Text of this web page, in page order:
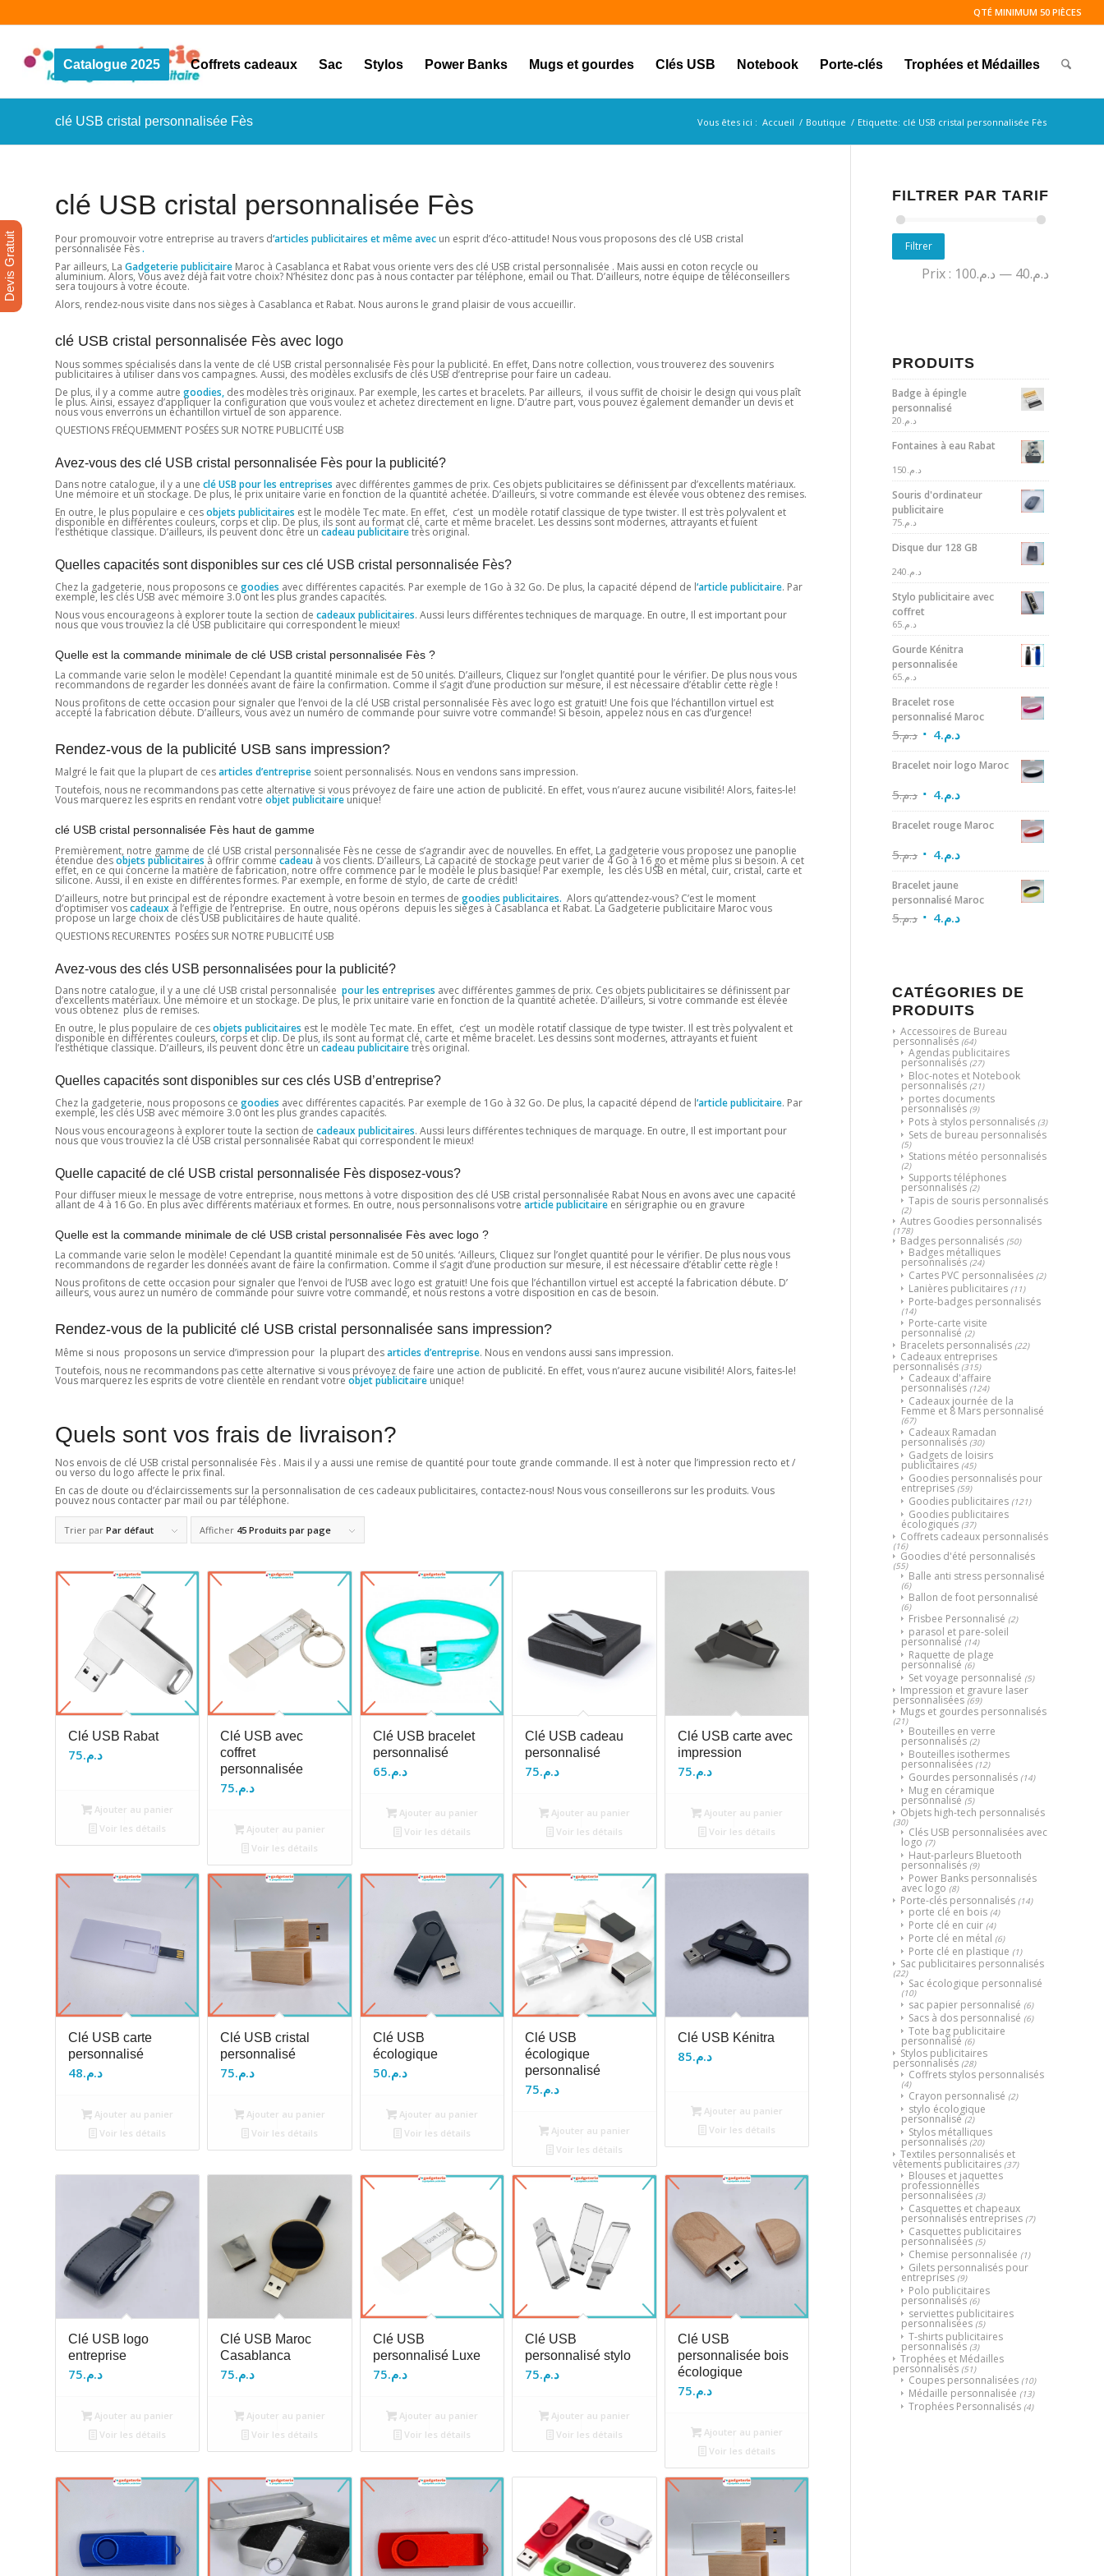
QTÉ MINIMUM 50 PIÈCES
Catalogue 2025 Coffrets cadeaux Sac Stylos Power Banks Mugs et gourdes Clés USB Notebook Porte-clés Trophées et Médailles
clé USB cristal personnalisée Fès Vous êtes ici : Accueil / Boutique / Etiquette: clé USB cristal personnalisée Fès
clé USB cristal personnalisée Fès
Pour promouvoir votre entreprise au travers d‘articles publicitaires et même avec un esprit d’éco-attitude! Nous vous proposons des clé USB cristal
personnalisée Fès.
Par ailleurs, La Gadgeterie publicitaire Maroc à Casablanca et Rabat vous oriente vers des clé USB cristal personnalisée . Mais aussi en coton recycle ou
aluminium. Alors, Vous avez déjà fait votre choix? N’hésitez donc pas à nous contacter par téléphone, email ou That. D’ailleurs, notre équipe de téléconseillers
sera toujours à votre écoute.
Alors, rendez-nous visite dans nos sièges à Casablanca et Rabat. Nous aurons le grand plaisir de vous accueillir.
clé USB cristal personnalisée Fès avec logo
Nous sommes spécialisés dans la vente de clé USB cristal personnalisée Fès pour la publicité. En effet, Dans notre collection, vous trouverez des souvenirs
publicitaires à utiliser dans vos campagnes. Aussi, des modèles exclusifs de clés USB d’entreprise pour faire un cadeau.
De plus, il y a comme autre goodies, des modèles très originaux. Par exemple, les cartes et bracelets. Par ailleurs, il vous suffit de choisir le design qui vous plaît
le plus. Ainsi, essayez d’appliquer la configuration que vous voulez et achetez directement en ligne. D’autre part, vous pouvez également demander un devis et
nous vous enverrons un échantillon virtuel de son apparence.
QUESTIONS FRÉQUEMMENT POSÉES SUR NOTRE PUBLICITÉ USB
Avez-vous des clé USB cristal personnalisée Fès pour la publicité?
Dans notre catalogue, il y a une clé USB pour les entreprises avec différentes gammes de prix. Ces objets publicitaires se définissent par d’excellents matériaux.
Une mémoire et un stockage. De plus, le prix unitaire varie en fonction de la quantité achetée. D’ailleurs, si votre commande est élevée vous obtenez des remises.
En outre, le plus populaire e cesobjets publicitaires est le modèle Tec mate. En effet, c’est un modèle rotatif classique de type twister. Il est très polyvalent et
disponible en différentes couleurs, corps et clip. De plus, ils sont au format clé, carte et même bracelet. Les dessins sont modernes, attrayants et fuient
l’esthétique classique. D’ailleurs, ils peuvent donc être uncadeau publicitairetrès original.
Quelles capacités sont disponibles sur ces clé USB cristal personnalisée Fès?
Chez la gadgeterie, nous proposons ce goodies avec différentes capacités. Par exemple de 1Go à 32 ​​Go. De plus, la capacité dépend de l‘article publicitaire. Par
exemple, les clés USB avec mémoire 3.0 ont les plus grandes capacités.
Nous vous encourageons à explorer toute la section de cadeaux publicitaires. Aussi leurs différentes techniques de marquage. En outre, Il est important pour
nous que vous trouviez la clé USB publicitaire qui correspondent le mieux!
Quelle est la commande minimale de clé USB cristal personnalisée Fès ?
La commande varie selon le modèle! Cependant la quantité minimale est de 50 unités. D’ailleurs, Cliquez sur l’onglet quantité pour le vérifier. De plus nous vous
recommandons de regarder les données avant de faire la confirmation. Comme il s’agit d’une production sur mesure, il est nécessaire d’établir cette règle !
Nous profitons de cette occasion pour signaler que l’envoi de la clé USB cristal personnalisée Fès avec logo est gratuit! Une fois que l’échantillon virtuel est
accepté la fabrication débute. D’ailleurs, vous avez un numéro de commande pour suivre votre commande! Si besoin, appelez nous en cas d’urgence!
Rendez-vous de la publicité USB sans impression?
Malgré le fait que la plupart de cesarticles d’entreprise soient personnalisés. Nous en vendons sans impression.
Toutefois, nous ne recommandons pas cette alternative si vous prévoyez de faire une action de publicité. En effet, vous n’aurez aucune visibilité! Alors, faites-le!
Vous marquerez les esprits en rendant votre objet publicitaire unique!
clé USB cristal personnalisée Fès haut de gamme
Premièrement, notre gamme de clé USB cristal personnalisée Fès ne cesse de s’agrandir avec de nouvelles. En effet, La gadgeterie vous proposez une panoplie
étendue desobjets publicitaires à offrir comme cadeau à vos clients. D’ailleurs, La capacité de stockage peut varier de 4 Go à 16 go et même plus si besoin. A cet
effet, en ce qui concerne la matière de fabrication, notre offre commence par le modèle le plus basique! Par exemple, les clés USB en métal, cuir, cristal, carte et
silicone. Aussi, il en existe en différentes formes. Par exemple, en forme de stylo, de carte de crédit!
D’ailleurs, notre but principal est de répondre exactement à votre besoin en termes de goodies publicitaires. Alors qu’attendez-vous? C’est le moment
d’optimiser voscadeaux à l’effigie de l’entreprise. En outre, nous opérons depuis les sièges à Casablanca et Rabat. La Gadgeterie publicitaire Maroc vous
propose un large choix de clés USB publicitaires de haute qualité.
QUESTIONS RECURENTES POSÉES SUR NOTRE PUBLICITÉ USB
Avez-vous des clés USB personnalisées pour la publicité?
Dans notre catalogue, il y a une clé USB cristal personnalisée pour les entreprises avec différentes gammes de prix. Ces objets publicitaires se définissent par
d’excellents matériaux. Une mémoire et un stockage. De plus, le prix unitaire varie en fonction de la quantité achetée. D’ailleurs, si votre commande est élevée
vous obtenez plus de remises.
En outre, le plus populaire de cesobjets publicitaires est le modèle Tec mate. En effet, c’est un modèle rotatif classique de type twister. Il est très polyvalent et
disponible en différentes couleurs, corps et clip. De plus, ils sont au format clé, carte et même bracelet. Les dessins sont modernes, attrayants et fuient
l’esthétique classique. D’ailleurs, ils peuvent donc être uncadeau publicitairetrès original.
Quelles capacités sont disponibles sur ces clés USB d’entreprise?
Chez la gadgeterie, nous proposons ce goodies avec différentes capacités. Par exemple de 1Go à 32 ​​Go. De plus, la capacité dépend de l‘article publicitaire. Par
exemple, les clés USB avec mémoire 3.0 ont les plus grandes capacités.
Nous vous encourageons à explorer toute la section de cadeaux publicitaires. Aussi leurs différentes techniques de marquage. En outre, Il est important pour
nous que vous trouviez la clé USB cristal personnalisée Rabat qui correspondent le mieux!
Quelle capacité de clé USB cristal personnalisée Fès disposez-vous?
Pour diffuser mieux le message de votre entreprise, nous mettons à votre disposition des clé USB cristal personnalisée Rabat Nous en avons avec une capacité
allant de 4 à 16 Go. En plus avec différents matériaux et formes. En outre, nous personnalisons votre article publicitaire en sérigraphie ou en gravure
Quelle est la commande minimale de clé USB cristal personnalisée Fès avec logo ?
La commande varie selon le modèle! Cependant la quantité minimale est de 50 unités. ‘Ailleurs, Cliquez sur l’onglet quantité pour le vérifier. De plus nous vous
recommandons de regarder les données avant de faire la confirmation. Comme il s’agit d’une production sur mesure, il est nécessaire d’établir cette règle !
Nous profitons de cette occasion pour signaler que l’envoi de l’USB avec logo est gratuit! Une fois que l’échantillon virtuel est accepté la fabrication débute. D’
ailleurs, vous aurez un numéro de commande pour suivre votre commande, et nous restons a votre disposition en cas de besoin.
Rendez-vous de la publicité clé USB cristal personnalisée sans impression?
Même si nous proposons un service d’impression pour la plupart desarticles d’entreprise. Nous en vendons aussi sans impression.
Toutefois, nous ne recommandons pas cette alternative si vous prévoyez de faire une action de publicité. En effet, vous n’aurez aucune visibilité! Alors, faites-le!
Vous marquerez les esprits de votre clientèle en rendant votre objet publicitaire unique!
Quels sont vos frais de livraison?
Nos envois de clé USB cristal personnalisée Fès . Mais il y a aussi une remise de quantité pour toute grande commande. Il est à noter que l’impression recto et /
ou verso du logo affecte le prix final.
En cas de doute ou d’éclaircissements sur la personnalisation de ces cadeaux publicitaires, contactez-nous! Nous vous conseillerons sur les produits. Vous
pouvez nous contacter par mail ou par téléphone.
Trier par Par défaut Afficher 45 Produits par page
Clé USB Rabat
د.م.75
Ajouter au panier
Voir les détails
Clé USB avec
coffret
personnalisée
د.م.75
Ajouter au panier
Voir les détails
Clé USB bracelet
personnalisé
د.م.65
Ajouter au panier
Voir les détails
Clé USB cadeau
personnalisé
د.م.75
Ajouter au panier
Voir les détails
Clé USB carte avec
impression
د.م.75
Ajouter au panier
Voir les détails
Clé USB carte
personnalisé
د.م.48
Ajouter au panier
Voir les détails
Clé USB cristal
personnalisé
د.م.75
Ajouter au panier
Voir les détails
Clé USB
écologique
د.م.50
Ajouter au panier
Voir les détails
Clé USB
écologique
personnalisé
د.م.75
Ajouter au panier
Voir les détails
Clé USB Kénitra
د.م.85
Ajouter au panier
Voir les détails
Clé USB logo
entreprise
د.م.75
Ajouter au panier
Voir les détails
Clé USB Maroc
Casablanca
د.م.75
Ajouter au panier
Voir les détails
Clé USB
personnalisé Luxe
د.م.75
Ajouter au panier
Voir les détails
Clé USB
personnalisé stylo
د.م.75
Ajouter au panier
Voir les détails
Clé USB
personnalisée bois
écologique
د.م.75
Ajouter au panier
Voir les détails
FILTRER PAR TARIF
Filtrer
Prix : د.م.40 — د.م.100
PRODUITS
Badge à épingle
personnalisé
د.م. 20
Fontaines à eau Rabat
د.م. 150
Souris d'ordinateur
publicitaire
د.م. 75
Disque dur 128 GB
د.م. 240
Stylo publicitaire avec
coffret
د.م. 65
Gourde Kénitra
personnalisée
د.م. 65
Bracelet rose
personnalisé Maroc
د.م.5 د.م.4
Bracelet noir logo Maroc
د.م.5 د.م.4
Bracelet rouge Maroc
د.م.5 د.م.4
Bracelet jaune
personnalisé Maroc
د.م.5 د.م.4
CATÉGORIES DE
PRODUITS
Accessoires de Bureau
personnalisés (64)
Agendas publicitaires
personnalisés (27)
Bloc-notes et Notebook
personnalisés (21)
portes documents
personnalisés (9)
Pots à stylos personnalisés (3)
Sets de bureau personnalisés
(5)
Stations météo personnalisés
(2)
Supports téléphones
personnalisés (2)
Tapis de souris personnalisés
(2)
Autres Goodies personnalisés
(178)
Badges personnalisés (50)
Badges métalliques
personnalisés (24)
Cartes PVC personnalisées (2)
Lanières publicitaires (11)
Porte-badges personnalisés
(14)
Porte-carte visite
personnalisé (2)
Bracelets personnalisés (22)
Cadeaux entreprises
personnalisés (315)
Cadeaux d'affaire
personnalisés (124)
Cadeaux journée de la
Femme et 8 Mars personnalisé
(67)
Cadeaux Ramadan
personnalisés (30)
Gadgets de loisirs
publicitaires (45)
Goodies personnalisés pour
entreprises (59)
Goodies publicitaires (121)
Goodies publicitaires
écologiques (37)
Coffrets cadeaux personnalisés
(16)
Goodies d'été personnalisés
(55)
Balle anti stress personnalisé
(6)
Ballon de foot personnalisé
(6)
Frisbee Personnalisé (2)
parasol et pare-soleil
personnalisé (14)
Raquette de plage
personnalisé (6)
Set voyage personnalisé (5)
Impression et gravure laser
personnalisées (69)
Mugs et gourdes personnalisés
(21)
Bouteilles en verre
personnalisés (2)
Bouteilles isothermes
personnalisées (12)
Gourdes personnalisés (14)
Mug en céramique
personnalisé (5)
Objets high-tech personnalisés
(30)
Clés USB personnalisées avec
logo (7)
Haut-parleurs Bluetooth
personnalisés (9)
Power Banks personnalisés
avec logo (8)
Porte-clés personnalisés (14)
porte clé en bois (4)
Porte clé en cuir (4)
Porte clé en métal (6)
Porte clé en plastique (1)
Sac publicitaires personnalisés
(22)
Sac écologique personnalisé
(10)
sac papier personnalisé (6)
Sacs à dos personnalisé (6)
Tote bag publicitaire
personnalisé (6)
Stylos publicitaires
personnalisés (28)
Coffrets stylos personnalisés
(4)
Crayon personnalisé (2)
stylo écologique
personnalisé (2)
Stylos métalliques
personnalisés (20)
Textiles personnalisés et
vêtements publicitaires (37)
Blouses et jaquettes
professionnelles
personnalisées (3)
Casquettes et chapeaux
personnalisés entreprises (7)
Casquettes publicitaires
personnalisées (5)
Chemise personnalisée (1)
Gilets personnalisés pour
entreprises (9)
Polo publicitaires
personnalisés (6)
serviettes publicitaires
personnalisées (5)
T-shirts publicitaires
personnalisés (3)
Trophées et Médailles
personnalisés (51)
Coupes personnalisées (10)
Médaille personnalisée (13)
Trophées Personnalisés (4)
Devis Gratuit